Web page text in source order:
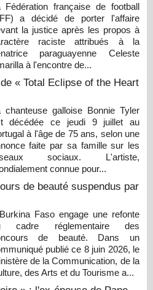
Fédération française de football
a décidé de porter l'affaire
la justice après les propos à
raciste attribués à la
paraguayenne Celeste
à l'encontre de...
« Total Eclipse of the Heart
chanteuse galloise Bonnie Tyler
décédée ce jeudi 9 juillet au
à l'âge de 75 ans, selon une
faite par sa famille sur les
sociaux. L'artiste,
connue pour...
de beauté suspendus par
Faso engage une refonte
cadre réglementaire des
de beauté. Dans un
publié ce 8 juin 2026, le
de la Communication, de la
des Arts et du Tourisme a...